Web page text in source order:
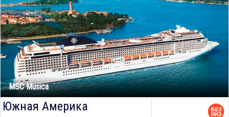
MSC Musica
Южная Америка